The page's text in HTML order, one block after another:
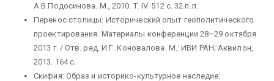
А.В.Подосинова. М., 2010. Т. IV. 512 c. 32 п.л.
Перенос столицы: Исторический опыт геополитического
проектирования. Материалы конференции 28–29 октября
2013 г. / Отв. ред. И.Г. Коновалова. М.: ИВИ РАН; Аквилон,
2013. 164 c.
Скифия: Образ и историко-культурное наследие: